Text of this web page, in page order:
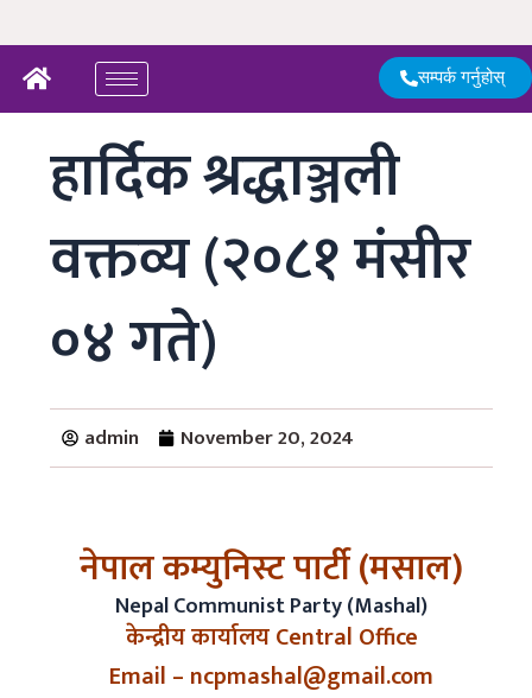
to
content
सम्पर्क गर्नुहोस्
हार्दिक श्रद्धाञ्जली
वक्तव्य (२०८१ मंसीर
०४ गते)
admin November 20, 2024
नेपाल कम्युनिस्ट पार्टी (मसाल)
Nepal Communist Party (Mashal)
केन्द्रीय कार्यालय Central Office
Email – ncpmashal@gmail.com